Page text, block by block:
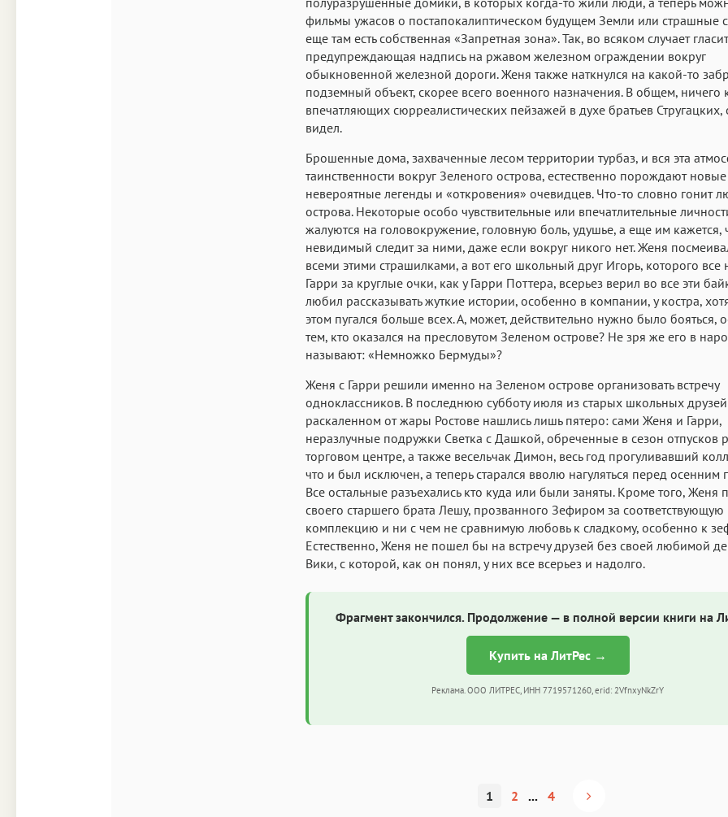
фильмы ужасов о постапокалиптическом будущем Земли или страшные
еще там есть собственная «Запретная зона». Так, во всяком случает гласит
предупреждающая надпись на ржавом железном ограждении вокруг
обыкновенной железной дороги. Женя также наткнулся на какой-то
подземный объект, скорее всего военного назначения. В общем, ничего
впечатляющих сюрреалистических пейзажей в духе братьев Стругацких,
видел.
Брошенные дома, захваченные лесом территории турбаз, и вся эта
таинственности вокруг Зеленого острова, естественно порождают новые
невероятные легенды и «откровения» очевидцев. Что-то словно гонит
острова. Некоторые особо чувствительные или впечатлительные
жалуются на головокружение, головную боль, удушье, а еще им кажется,
невидимый следит за ними, даже если вокруг никого нет. Женя
всеми этими страшилками, а вот его школьный друг Игорь, которого все
Гарри за круглые очки, как у Гарри Поттера, всерьез верил во все эти
любил рассказывать жуткие истории, особенно в компании, у костра,
этом пугался больше всех. А, может, действительно нужно было бояться,
тем, кто оказался на пресловутом Зеленом острове? Не зря же его в
называют: «Немножко Бермуды»?
Женя с Гарри решили именно на Зеленом острове организовать встречу
одноклассников. В последнюю субботу июля из старых школьных
раскаленном от жары Ростове нашлись лишь пятеро: сами Женя и Гарри,
неразлучные подружки Светка с Дашкой, обреченные в сезон отпусков
торговом центре, а также весельчак Димон, весь год прогуливавший
что и был исключен, а теперь старался вволю нагуляться перед осенним
Все остальные разъехались кто куда или были заняты. Кроме того, Женя
своего старшего брата Лешу, прозванного Зефиром за соответствующую
комплекцию и ни с чем не сравнимую любовь к сладкому, особенно к
Естественно, Женя не пошел бы на встречу друзей без своей любимой
Вики, с которой, как он понял, у них все всерьез и надолго.
Фрагмент закончился. Продолжение — в полной версии книги на
Купить на ЛитРес →
Реклама. ООО ЛИТРЕС, ИНН 7719571260, erid: 2VfnxyNkZrY
1 2 ... 4